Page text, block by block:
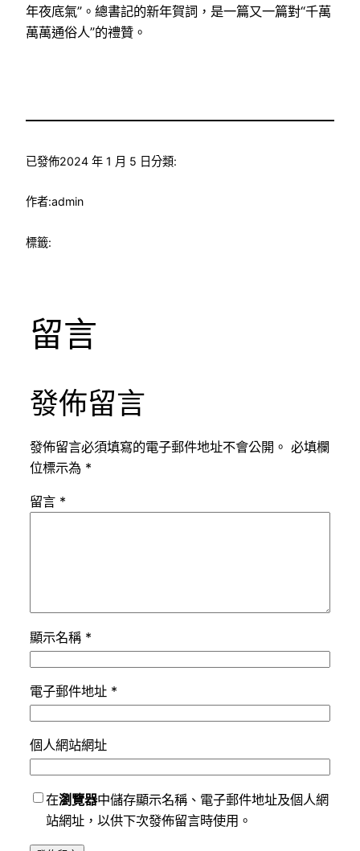
年夜底氣”。總書記的新年賀詞，是一篇又一篇對“千萬
萬萬通俗人”的禮贊。
已發佈2024 年 1 月 5 日分類:
作者:admin
標籤:
留言
發佈留言
發佈留言必須填寫的電子郵件地址不會公開。 必填欄
位標示為 *
留言 *
顯示名稱 *
電子郵件地址 *
個人網站網址
在瀏覽器中儲存顯示名稱、電子郵件地址及個人網
站網址，以供下次發佈留言時使用。